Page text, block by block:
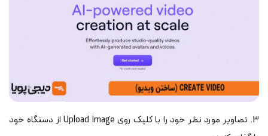
3. تصاویر مورد نظر خود را با کلیک روی Upload Image از دستگاه خود